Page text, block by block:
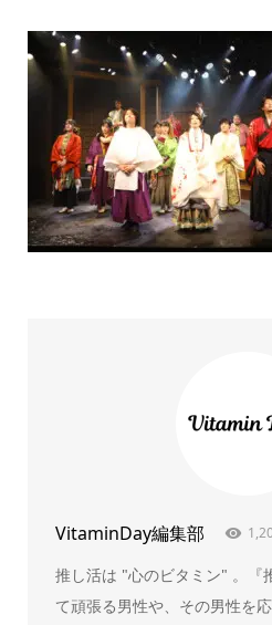
VitaminDay編集部
推し活は "心のビタミン" 。『
て頑張る男性や、その男性を